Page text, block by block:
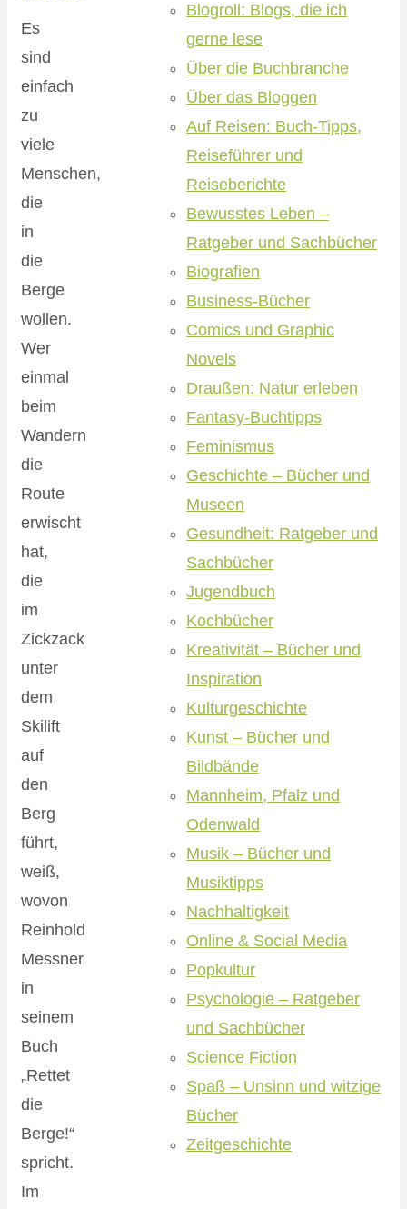
Es
sind
einfach
zu
viele
Menschen,
die
in
die
Berge
wollen.
Wer
einmal
beim
Wandern
die
Route
erwischt
hat,
die
im
Zickzack
unter
dem
Skilift
auf
den
Berg
führt,
weiß,
wovon
Reinhold
Messner
in
seinem
Buch
„Rettet
die
Berge!“
spricht.
Im
Blogroll: Blogs, die ich
gerne lese
Über die Buchbranche
Über das Bloggen
Auf Reisen: Buch-Tipps,
Reiseführer und
Reiseberichte
Bewusstes Leben –
Ratgeber und Sachbücher
Biografien
Business-Bücher
Comics und Graphic
Novels
Draußen: Natur erleben
Fantasy-Buchtipps
Feminismus
Geschichte – Bücher und
Museen
Gesundheit: Ratgeber und
Sachbücher
Jugendbuch
Kochbücher
Kreativität – Bücher und
Inspiration
Kulturgeschichte
Kunst – Bücher und
Bildbände
Mannheim, Pfalz und
Odenwald
Musik – Bücher und
Musiktipps
Nachhaltigkeit
Online & Social Media
Popkultur
Psychologie – Ratgeber
und Sachbücher
Science Fiction
Spaß – Unsinn und witzige
Bücher
Zeitgeschichte